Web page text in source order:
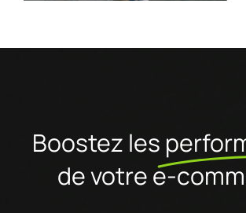
Boostez les
de votre e-